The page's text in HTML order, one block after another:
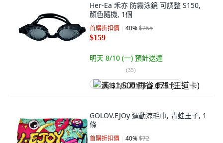
Her-Ea 禾亦 防霧泳鏡 可調整 S150,
顏色隨機, 1個
首購折扣價 40%$265
$159
明天 8/10 (一) 預計送達
(35)
满 $1,500 再省 $75 (王道卡)
GOLOV.EJOy 運動涼毛巾, 青蛙王子, 1
條
首購折扣價 40%$72